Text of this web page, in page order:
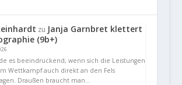
zu Janja Garnbret klettert
(9b+)
es beeindruckend, wenn sich die Leistungen
Wettkampf auch direkt an den Fels
Draußen braucht man…